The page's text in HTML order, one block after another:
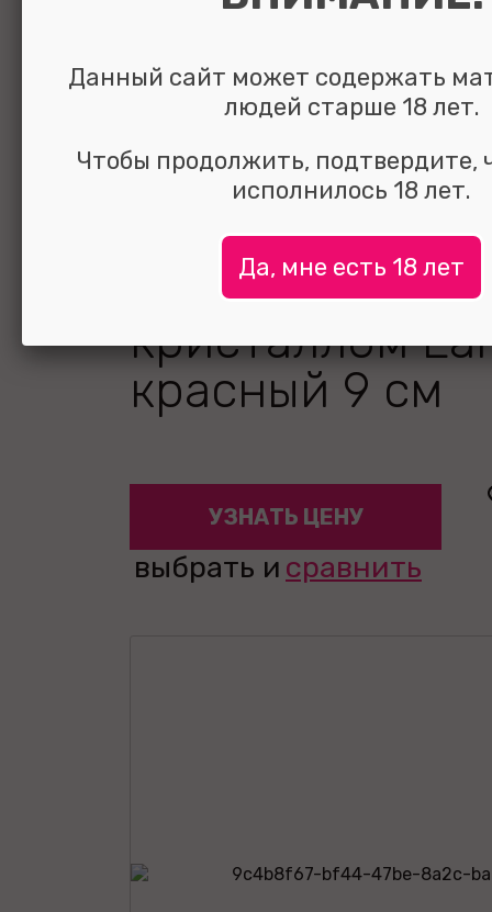
Анальная
кристаллом
красный 9 см
УЗНАТЬ ЦЕНУ
выбрать и сравнить
Данный сайт может содержать
людей старше 18 лет.
Чтобы продолжить, подтвердите,
исполнилось 18 лет.
Да, мне есть 18 лет